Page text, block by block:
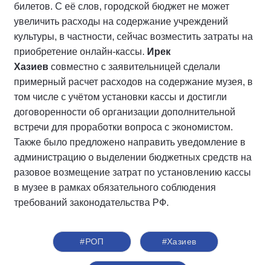
билетов. С её слов, городской бюджет не может
увеличить расходы на содержание учреждений
культуры, в частности, сейчас возместить затраты на
приобретение онлайн-кассы. Ирек
Хазиев совместно с заявительницей сделали
примерный расчет расходов на содержание музея, в
том числе с учётом установки кассы и достигли
договоренности об организации дополнительной
встречи для проработки вопроса с экономистом.
Также было предложено направить уведомление в
администрацию о выделении бюджетных средств на
разовое возмещение затрат по установлению кассы
в музее в рамках обязательного соблюдения
требований законодательства РФ.
#РОП #Хазиев